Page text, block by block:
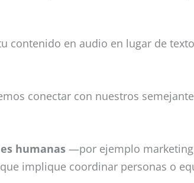
contenido en audio en lugar de
conectar con nuestros
humanas —por ejemplo
implique coordinar personas o